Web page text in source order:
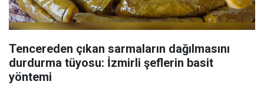
Tencereden çıkan sarmaların dağılmasını
durdurma tüyosu: İzmirli şeflerin basit
yöntemi